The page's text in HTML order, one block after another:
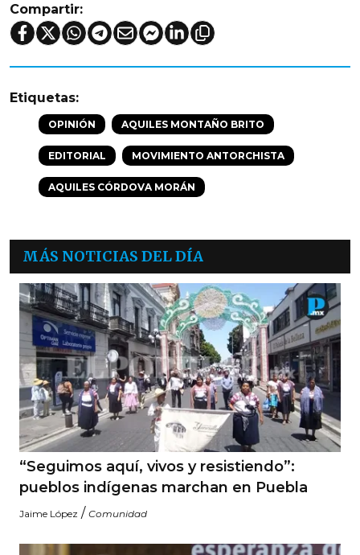
Compartir:
Etiquetas:
OPINIÓN AQUILES MONTAÑO BRITO
EDITORIAL MOVIMIENTO ANTORCHISTA
AQUILES CÓRDOVA MORÁN
MÁS NOTICIAS DEL DÍA
“Seguimos aquí, vivos y resistiendo”:
pueblos indígenas marchan en Puebla
Jaime López / Comunidad